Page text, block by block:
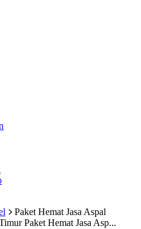
Paket Hemat Jasa Aspal
Paket Hemat Jasa Asp...